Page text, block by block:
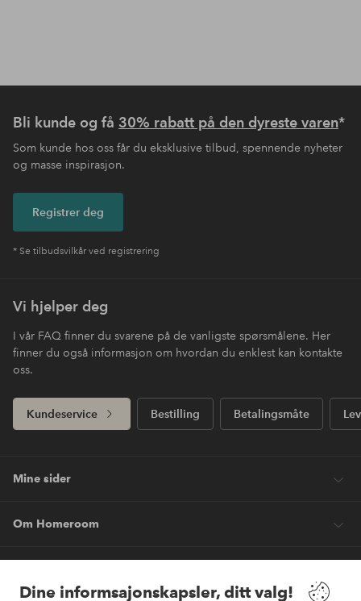
Dine informsajonskapsler, ditt valg!
Bli kunde og få 30% rabatt på den dyreste varen*
Som kunde hos oss får du eksklusive tilbud, spennende nyheter
og masse inspirasjon.
Registrer deg
* Se tilbudsvilkår ved registrering
Vi hjelper deg
I vår FAQ finner du svarene på de vanligste spørsmålene. Her
finner du også informasjon om hvordan du enklest kan kontakte
oss.
Kundeservice Bestilling Betalingsmåte
Mine sider
Om Homeroom